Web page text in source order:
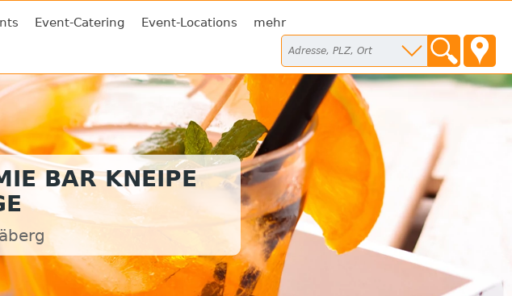
Event-Catering Event-Locations mehr
BAR KNEIPE